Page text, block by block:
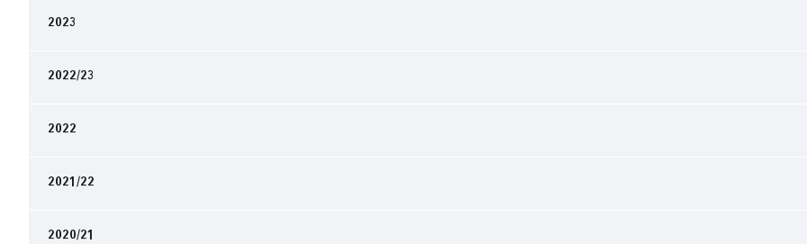
2023
2022/23
2022
2021/22
2020/21